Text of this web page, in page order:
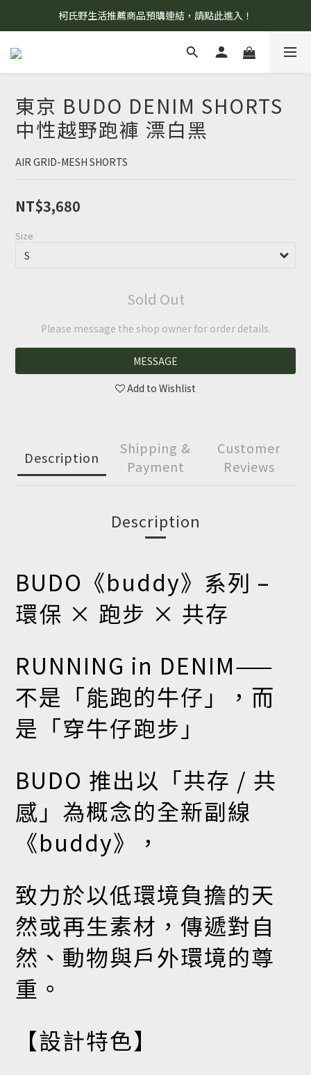
8/7 當天暫停開放工作室。請見諒！
柯氏野生活推薦商品預購連結，請點此進入！
8/7 當天暫停開放工作室。請見諒！
東京 BUDO DENIM SHORTS
中性越野跑褲 漂白黑
AIR GRID-MESH SHORTS
NT$3,680
Size
Sold Out
Please message the shop owner for order details.
MESSAGE
Add to Wishlist
Description
Shipping &
Payment
Customer
Reviews
Description
BUDO《buddy》系列 –
環保 × 跑步 × 共存
RUNNING in DENIM——
不是「能跑的牛仔」，而
是「穿牛仔跑步」
BUDO 推出以「共存 / 共
感」為概念的全新副線
《buddy》，
致力於以低環境負擔的天
然或再生素材，傳遞對自
然、動物與戶外環境的尊
重。
【設計特色】